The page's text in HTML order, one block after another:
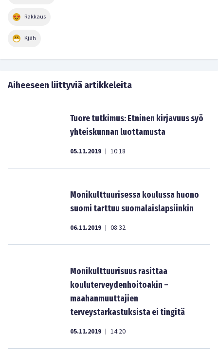
Rakkaus
Kjäh
Aiheeseen liittyviä artikkeleita
Tuore tutkimus: Etninen kirjavuus syö
yhteiskunnan luottamusta
05.11.2019 | 10:18
Monikulttuurisessa koulussa huono
suomi tarttuu suomalaislapsiinkin
06.11.2019 | 08:32
Monikulttuurisuus rasittaa
kouluterveydenhoitoakin –
maahanmuuttajien
terveystarkastuksista ei tingitä
05.11.2019 | 14:20